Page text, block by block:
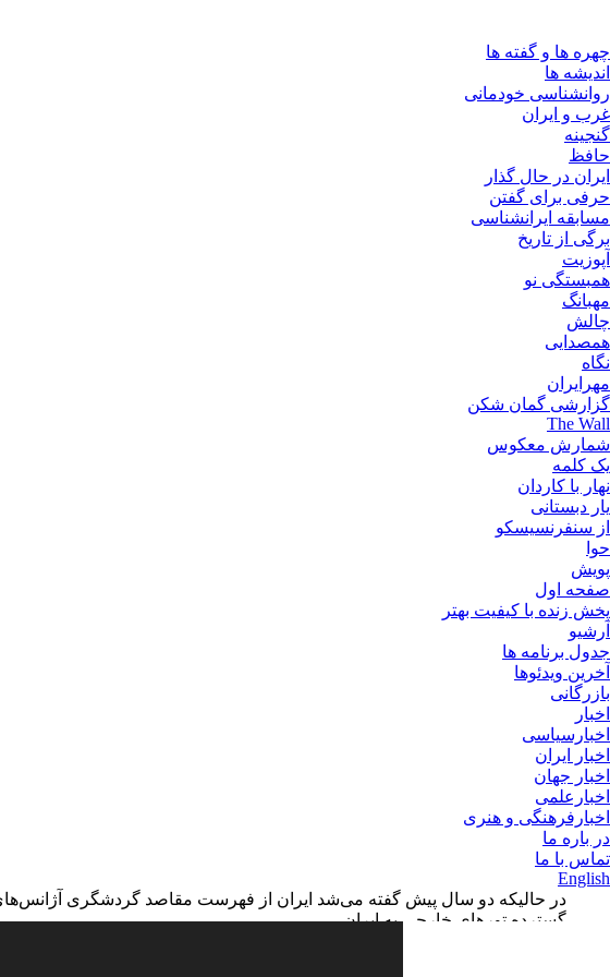
چهره ها و گفته ها
اندیشه ها
روانشناسی خودمانی
غرب و ایران
گنجینه
حافظ
ایران در حال گذار
حرفی برای گفتن
مسابقه ایرانشناسی
برگی از تاریخ
آپوزیت
همبستگی نو
مهبانگ
چالش
همصدایی
نگاه
مهرایران
گزارشی گمان شکن
The Wall
شمارش معکوس
یک کلمه
نهار با کاردان
یار دبستانی
از سنفرنسیسکو
حوا
پویش
صفحه اول
پخش زنده با کیفیت بهتر
آرشیو
جدول برنامه ها
آخرین ویدئوها
بازرگانی
اخبار
اخبارسیاسی
اخبار ایران
اخبار جهان
اخبارعلمی
اخبارفرهنگی و هنری
در باره ما
تماس با ما
English
در حالیکه دو سال پیش گفته می‌شد ایران از فهرست مقاصد گردشگری
گسترده تورهای خارجی به ایران...